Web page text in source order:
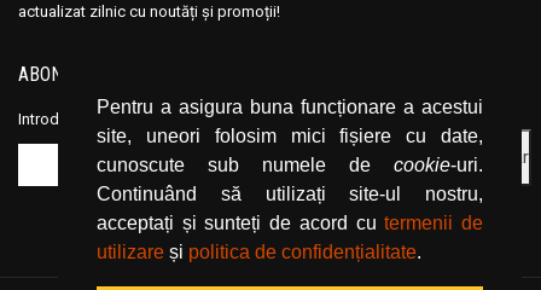
Pentru a asigura buna funcționare a acestui
site, uneori folosim mici fișiere cu date,
cunoscute sub numele de cookie-uri.
Continuând să utilizați site-ul nostru,
acceptați și sunteți de acord cutermenii de
utilizare și politica de confidențialitate.
actualizat zilnic cu noutăți și promoții!
ABONEAZĂ-TE LA NEWSLETTER
Introduceți adresa dvs. de email și dați click pe butonul de abonare.